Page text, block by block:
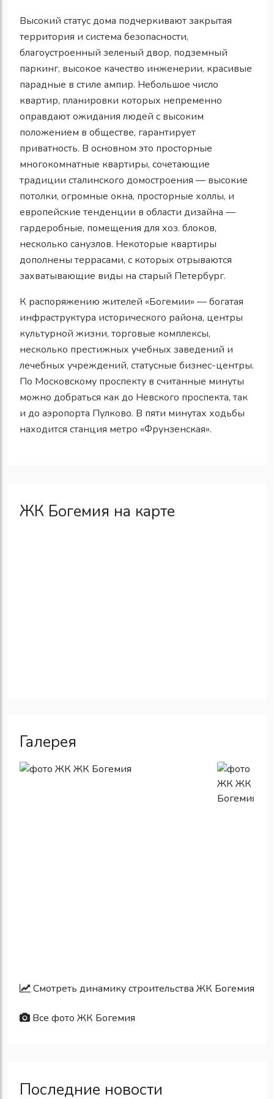
Высокий статус дома подчеркивают закрытая
территория и система безопасности,
благоустроенный зеленый двор, подземный
паркинг, высокое качество инженерии, красивые
парадные в стиле ампир. Небольшое число
квартир, планировки которых непременно
оправдают ожидания людей с высоким
положением в обществе, гарантирует
приватность. В основном это просторные
многокомнатные квартиры, сочетающие
традиции сталинского домостроения — высокие
потолки, огромные окна, просторные холлы, и
европейские тенденции в области дизайна —
гардеробные, помещения для хоз. блоков,
несколько санузлов. Некоторые квартиры
дополнены террасами, с которых отрываются
захватывающие виды на старый Петербург.
К распоряжению жителей «Богемии» — богатая
инфраструктура исторического района, центры
культурной жизни, торговые комплексы,
несколько престижных учебных заведений и
лечебных учреждений, статусные бизнес-центры.
По Московскому проспекту в считанные минуты
можно добраться как до Невского проспекта, так
и до аэропорта Пулково. В пяти минутах ходьбы
находится станция метро «Фрунзенская».
ЖК Богемия на карте
Галерея
Смотреть динамику строительства ЖК Богемия
Все фото ЖК Богемия
Последние новости